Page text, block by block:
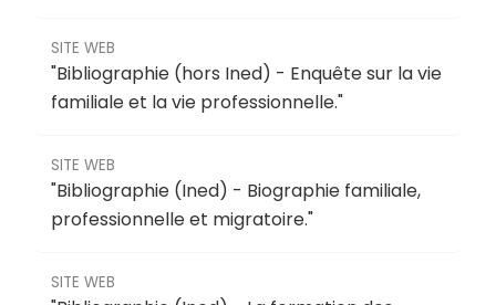
SITE WEB
"Bibliographie (hors Ined) - Enquête sur la vie
familiale et la vie professionnelle."
SITE WEB
"Bibliographie (Ined) - Biographie familiale,
professionnelle et migratoire."
SITE WEB